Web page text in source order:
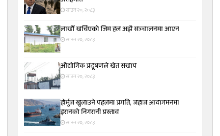
साउन २०, २०८३
लाखौँ खर्चिएको जिम हल अझै सञ्चालनमा आएन
साउन २०, २०८३
औद्योगिक प्रदूषणले खेत सखाप
साउन २०, २०८३
होर्मुज खुलाउने पहलमा प्रगति, जहाज आवागमनमा
इरानको निगरानी प्रस्ताव
साउन २०, २०८३